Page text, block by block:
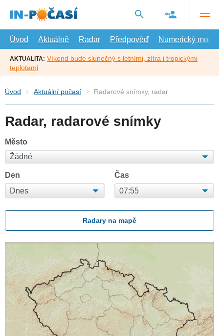
hlavní
Úvod
Aktuálně Radar Předpověď Numerický model
AKTUALITA: Víkend bude slunečný s letními, zítra i tropickými
teplotami
Úvod Aktuální počasí Radarové snímky, radar
Radar, radarové snímky
Město
Den Čas
Radary na mapě